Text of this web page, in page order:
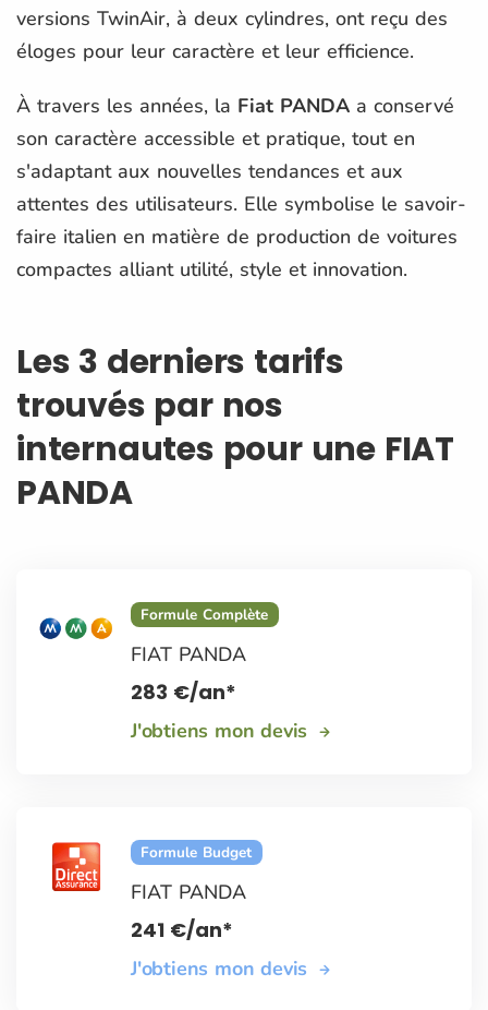
versions TwinAir, à deux cylindres, ont reçu des
éloges pour leur caractère et leur efficience.
À travers les années, la Fiat PANDA a conservé
son caractère accessible et pratique, tout en
s'adaptant aux nouvelles tendances et aux
attentes des utilisateurs. Elle symbolise le savoir-
faire italien en matière de production de voitures
compactes alliant utilité, style et innovation.
Les 3 derniers tarifs
trouvés par nos
internautes pour une FIAT
PANDA
Formule Complète
FIAT PANDA
283 €/an*
J'obtiens mon devis
Formule Budget
FIAT PANDA
241 €/an*
J'obtiens mon devis